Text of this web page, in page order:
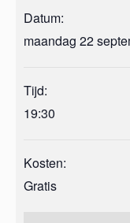
Datum:
maandag 22
Tijd:
19:30
Kosten:
Gratis